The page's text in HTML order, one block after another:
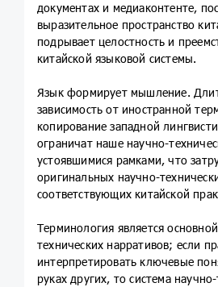
документах и медиаконтенте,
выразительное пространство
подрывает целостность и
китайской языковой системы.
Язык формирует мышление.
зависимость от иностранной
копирование западной
ограничат наше научно-
устоявшимися рамками, что
оригинальных научно-
соответствующих китайской
Терминология является
технических нарративов; если
интерпретировать ключевые
руках других, то система